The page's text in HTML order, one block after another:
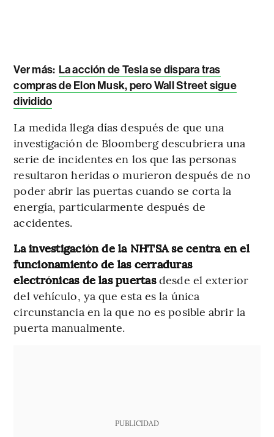
Ver más: La acción de Tesla se dispara tras
compras de Elon Musk, pero Wall Street sigue
dividido
La medida llega días después de que una
investigación de Bloomberg descubriera una
serie de incidentes en los que las personas
resultaron heridas o murieron después de no
poder abrir las puertas cuando se corta la
energía, particularmente después de
accidentes.
La investigación de la NHTSA se centra en el
funcionamiento de las cerraduras
electrónicas de las puertasdesde el exterior
del vehículo, ya que esta es la única
circunstancia en la que no es posible abrir la
puerta manualmente.
PUBLICIDAD